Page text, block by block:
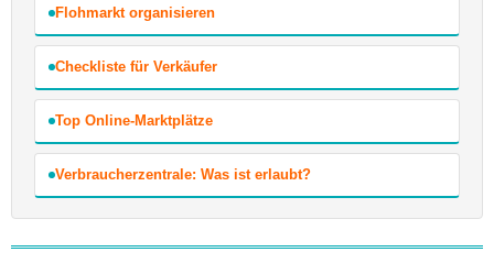
Flohmarkt organisieren
Checkliste für Verkäufer
Top Online-Marktplätze
Verbraucherzentrale: Was ist erlaubt?